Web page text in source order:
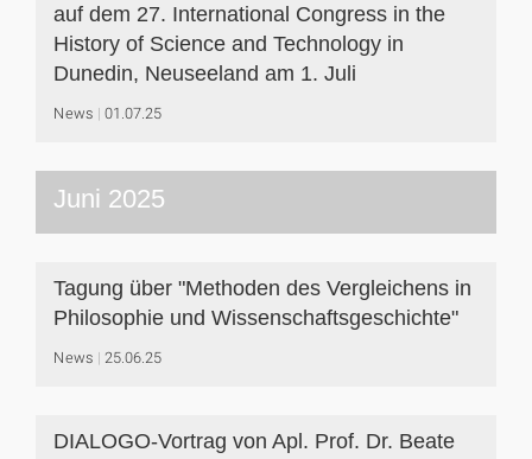
auf dem 27. International Congress in the
History of Science and Technology in
Dunedin, Neuseeland am 1. Juli
News 01.07.25
Juni 2025
Tagung über "Methoden des Vergleichens in
Philosophie und Wissenschaftsgeschichte"
News 25.06.25
DIALOGO-Vortrag von Apl. Prof. Dr. Beate